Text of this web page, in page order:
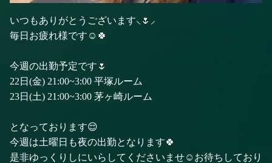
いつもありがとうございます⸜🌷︎⸝‍
毎日お疲れ様です☺️🍀
今週の出勤予定です🌷
22日(金) 21:00~3:00 平塚ルーム
23日(土) 21:00~3:00 茅ヶ崎ルーム
となっております😌
今週は土曜日も夜の出勤となります🍀
是非ゆっくりしにいらしてくださいませ☺️お待ちしており